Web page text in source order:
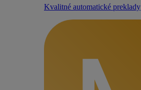
Kvalitné automatické preklady